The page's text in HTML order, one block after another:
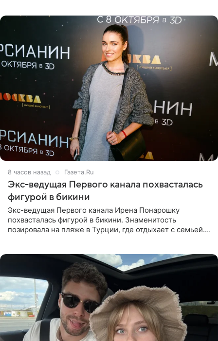
8 часов назад Газета.Ru
Экс-ведущая Первого канала похвасталась
фигурой в бикини
Экс-ведущая Первого канала Ирена Понарошку
похвасталась фигурой в бикини. Знаменитость
позировала на пляже в Турции, где отдыхает с семьей.